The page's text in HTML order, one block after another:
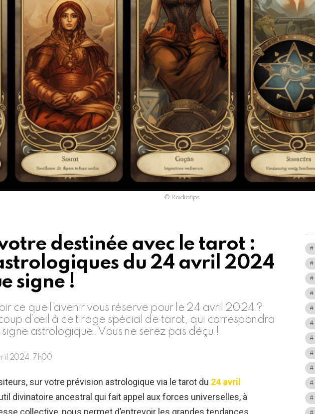
© Radiotips
destinée avec le tarot :
du 24 avril 2024
signe !
ce que l’avenir vous réserve pour le 24 avril 2024 ?
d’œil à ce tirage spécial de tarot, qui correspondra
astrologique. Vous ne serez pas déçu !
2024, 7h00
sur votre prévision astrologique via le tarot du 24 avril
divinatoire ancestral qui fait appel aux forces universelles, à
collective, nous permet d’entrevoir les grandes tendances